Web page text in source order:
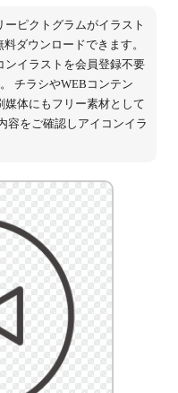
ーピクトグラムがイラスト
ダウンロードできます。
ンイラストを会員登録不要
チラシやWEBコンテン
体にもフリー素材として
容をご確認しアイコンイラ